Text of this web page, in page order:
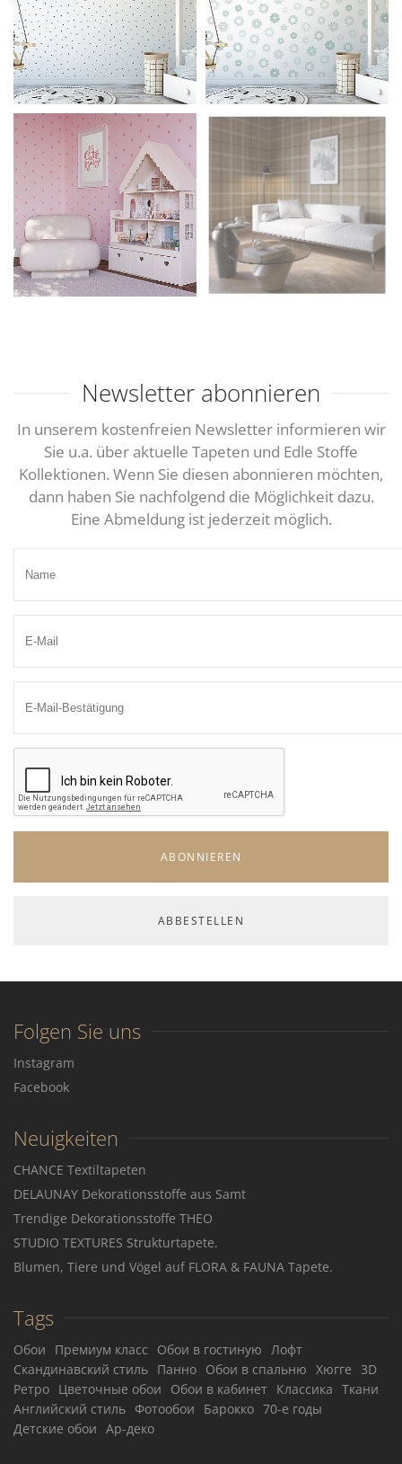
Newsletter abonnieren
In unserem kostenfreien Newsletter informieren wir
Sie u.a. über aktuelle Tapeten und Edle Stoffe
Kollektionen. Wenn Sie diesen abonnieren möchten,
dann haben Sie nachfolgend die Möglichkeit dazu.
Eine Abmeldung ist jederzeit möglich.
Folgen Sie uns
Instagram
Facebook
Neuigkeiten
CHANCE Textiltapeten
DELAUNAY Dekorationsstoffe aus Samt
Trendige Dekorationsstoffe THEO
STUDIO TEXTURES Strukturtapete.
Blumen, Tiere und Vögel auf FLORA & FAUNA Tapete.
Tags
Обои Премиум класс Обои в гостиную Лофт
Скандинавский стиль Панно Обои в спальню Хюгге
3D
Ретро Цветочные обои Обои в кабинет Классика Ткани
Английский стиль Фотообои Барокко 70-е годы
Детские обои Ар-деко